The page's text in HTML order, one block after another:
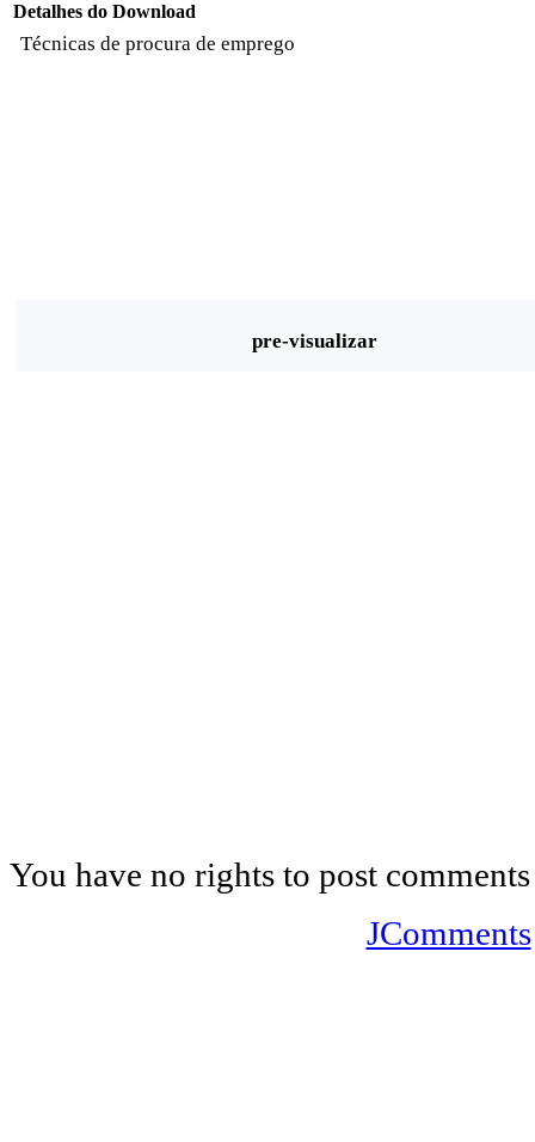
Detalhes do Download
Técnicas de procura de emprego
pre-visualizar
You have no rights to post comments
JComments